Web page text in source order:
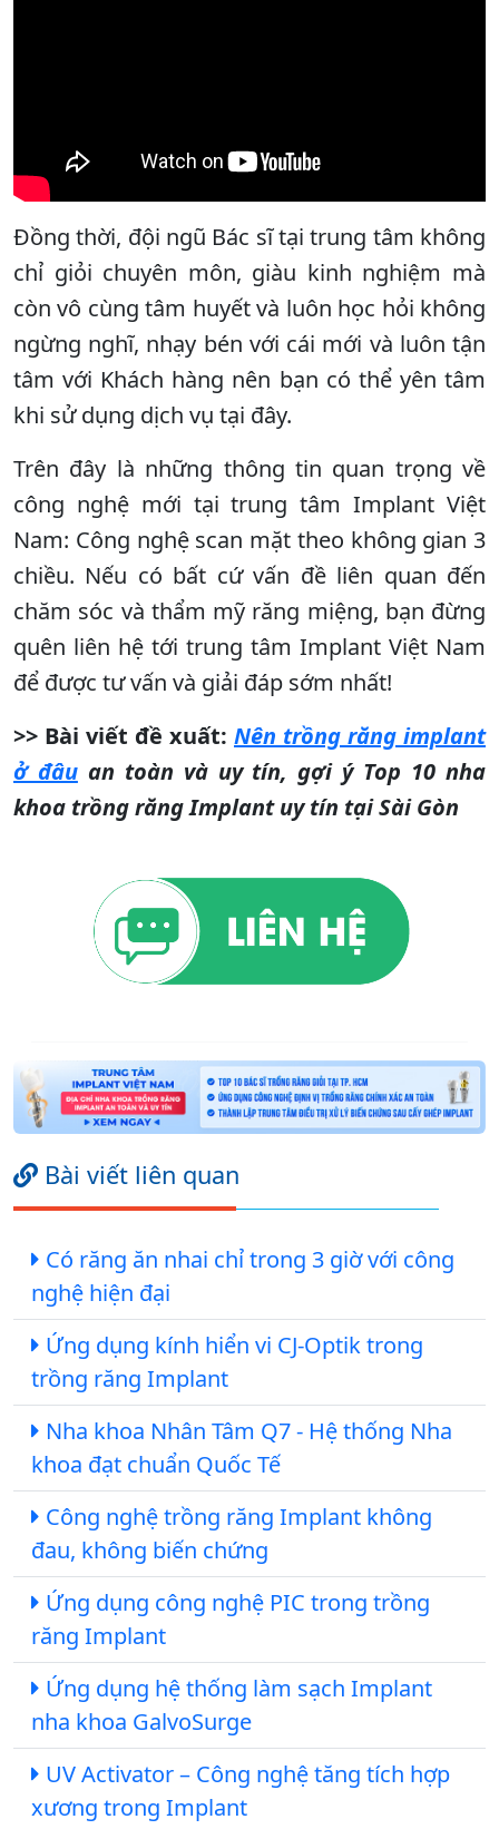
Đồng thời, đội ngũ Bác sĩ tại trung tâm không
chỉ giỏi chuyên môn, giàu kinh nghiệm mà
còn vô cùng tâm huyết và luôn học hỏi không
ngừng nghĩ, nhạy bén với cái mới và luôn tận
tâm với Khách hàng nên bạn có thể yên tâm
khi sử dụng dịch vụ tại đây.
Trên đây là những thông tin quan trọng về
công nghệ mới tại trung tâm Implant Việt
Nam: Công nghệ scan mặt theo không gian 3
chiều. Nếu có bất cứ vấn đề liên quan đến
chăm sóc và thẩm mỹ răng miệng, bạn đừng
quên liên hệ tới trung tâm Implant Việt Nam
để được tư vấn và giải đáp sớm nhất!
>> Bài viết đề xuất: Nên trồng răng implant
ở đâuan toàn và uy tín, gợi ý Top 10 nha
khoa trồng răng Implant uy tín tại Sài Gòn
Bài viết liên quan
Có răng ăn nhai chỉ trong 3 giờ với công
nghệ hiện đại
Ứng dụng kính hiển vi CJ-Optik trong
trồng răng Implant
Nha khoa Nhân Tâm Q7 - Hệ thống Nha
khoa đạt chuẩn Quốc Tế
Công nghệ trồng răng Implant không
đau, không biến chứng
Ứng dụng công nghệ PIC trong trồng
răng Implant
Ứng dụng hệ thống làm sạch Implant
nha khoa GalvoSurge
UV Activator – Công nghệ tăng tích hợp
xương trong Implant